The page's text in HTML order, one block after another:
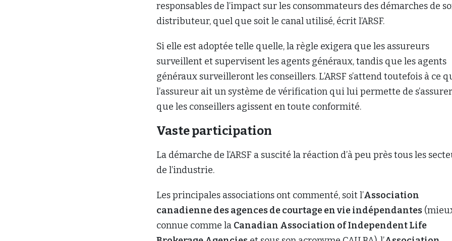
responsables de l’impact sur les consommateurs des démarches de
distributeur, quel que soit le canal utilisé, écrit l’ARSF.
Si elle est adoptée telle quelle, la règle exigera que les assureurs
surveillent et supervisent les agents généraux, tandis que les agents
généraux surveilleront les conseillers. L’ARSF s’attend toutefois à ce
l’assureur ait un système de vérification qui lui permette de s’assurer
que les conseillers agissent en toute conformité.
Vaste participation
La démarche de l’ARSF a suscité la réaction d’à peu près tous les
de l’industrie.
Les principales associations ont commenté, soit l’Association
canadienne des agences de courtage en vie indépendantes
connue comme la Canadian Association of Independent Life